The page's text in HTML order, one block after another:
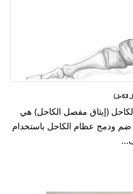
الكاحل)
(إيثاق مفصل الكاحل) هي
ودمج عظام الكاحل باستخدام